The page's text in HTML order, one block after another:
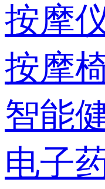
按摩
按摩
智能
电子